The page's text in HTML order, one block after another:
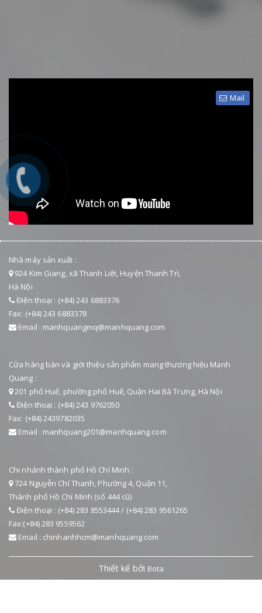
Nhà máy sản xuất :
924 Kim Giang, xã Thanh Liệt, Huyện Thanh Trì,
Hà Nội
Điện thoại : (+84) 243 6883376
Fax: (+84) 243 6883378
Email : manhquangmq@manhquang.com
Cửa hàng bán và giới thiệu sản phẩm mang thương hiệu Mạnh
Quang :
201 phố Huế, phường phố Huế, Quận Hai Bà Trưng, Hà Nội
Điện thoại : (+84) 243 9762050
Fax: (+84) 2439782035
Email : manhquang201@manhquang.com
Chi nhánh thành phố Hồ Chí Minh :
724 Nguyễn Chí Thanh, Phường 4, Quận 11,
Thành phố Hồ Chí Minh (số 444 cũ)
Điện thoại : (+84) 283 8553444 / (+84) 283 9561265
Fax:(+84) 283 9559562
Email : chinhanhhcm@manhquang.com
Thiết kế bởi Bota
Mail